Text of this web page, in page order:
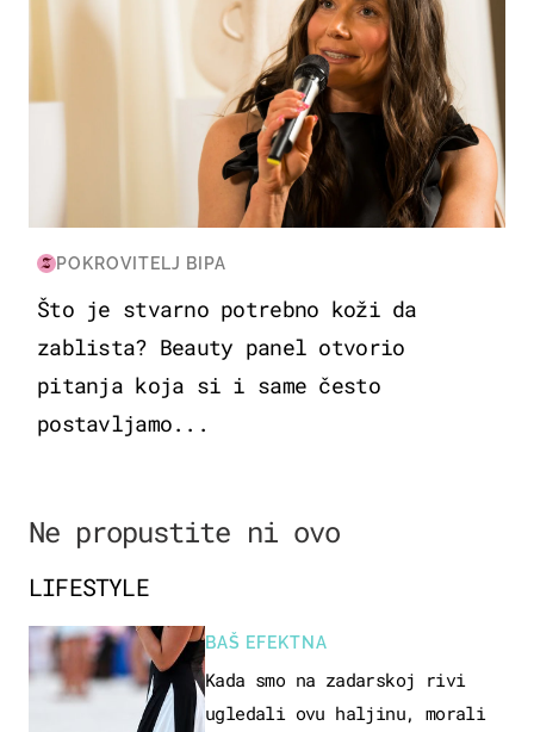
POKROVITELJ BIPA
Što je stvarno potrebno koži da
zablista? Beauty panel otvorio
pitanja koja si i same često
postavljamo...
Ne propustite ni ovo
LIFESTYLE
BAŠ EFEKTNA
Kada smo na zadarskoj rivi
ugledali ovu haljinu, morali